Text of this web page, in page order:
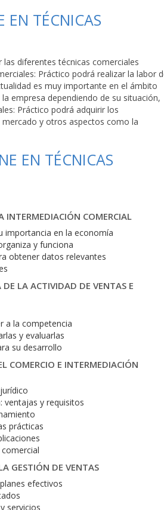
EN TÉCNICAS
diferentes técnicas comerciales
Práctico podrá realizar la labor
es muy importante en el ámbito
empresa dependiendo de su situación,
Práctico podrá adquirir los
y otros aspectos como la
EN TÉCNICAS
INTERMEDIACIÓN COMERCIAL
importancia en la economía
y funciona
obtener datos relevantes
LA ACTIVIDAD DE VENTAS E
a la competencia
y evaluarlas
su desarrollo
COMERCIO E INTERMEDIACIÓN
ventajas y requisitos
prácticas
GESTIÓN DE VENTAS
efectivos
servicios